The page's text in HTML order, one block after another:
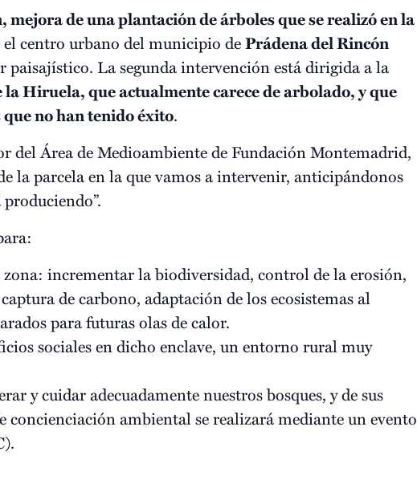
mejora de una plantación de árboles que se realizó en la
el centro urbano del municipio dePrádena del Rincón
paisajístico. La segunda intervención está dirigida a la
Hiruela, que actualmente carece de arbolado, y que
no han tenido éxito.
del Área de Medioambiente de Fundación Montemadrid,
la parcela en la que vamos a intervenir, anticipándonos
incrementar la biodiversidad, control de la erosión,
de carbono, adaptación de los ecosistemas al
para futuras olas de calor.
sociales en dicho enclave, un entorno rural muy
y cuidar adecuadamente nuestros bosques, y de sus
ambiental se realizará mediante un evento